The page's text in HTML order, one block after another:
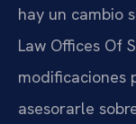
hay un cambio
Law Offices Of
modificaciones
asesorarle